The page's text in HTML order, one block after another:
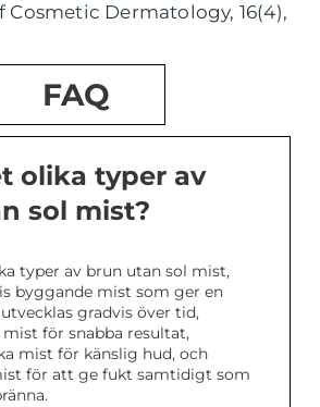
Cosmetic Dermatology, 16(4),
FAQ
olika typer av
sol mist?
typer av brun utan sol mist,
byggande mist som ger en
gradvis över tid,
för snabba resultat,
mist för känslig hud, och
för att ge fukt samtidigt som